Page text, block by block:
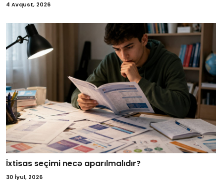
4 Avqust, 2026
İxtisas seçimi necə aparılmalıdır?
30 İyul, 2026